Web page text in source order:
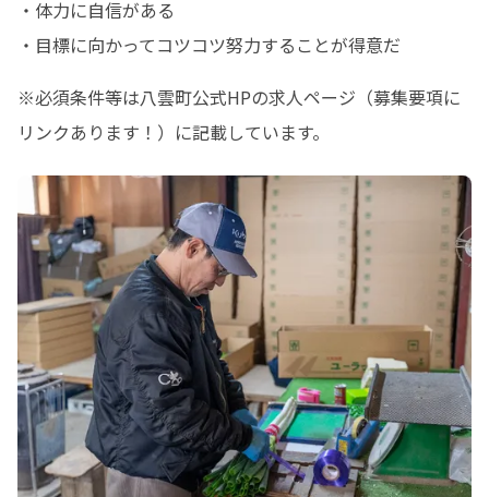
・体力に自信がある
・目標に向かってコツコツ努力することが得意だ
※必須条件等は八雲町公式HPの求人ページ（募集要項に
リンクあります！）に記載しています。